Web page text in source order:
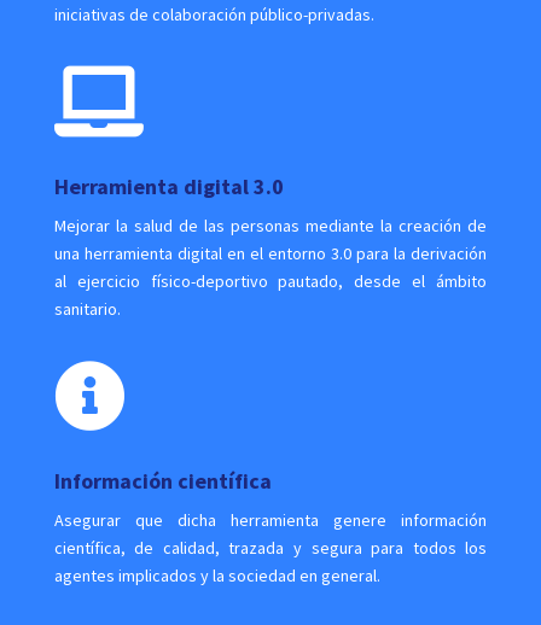
iniciativas de colaboración público-privadas.

Herramienta digital 3.0
Mejorar la salud de las personas mediante la creación de
una herramienta digital en el entorno 3.0 para la derivación
al ejercicio físico-deportivo pautado, desde el ámbito
sanitario.

Información científica
Asegurar que dicha herramienta genere información
científica, de calidad, trazada y segura para todos los
agentes implicados y la sociedad en general.